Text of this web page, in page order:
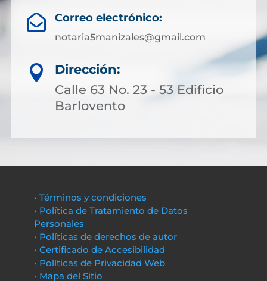
 Correo electrónico:
notaria5manizales@gmail.com

Dirección:
Calle 63 No. 23 - 53 Edificio
Barlovento
• Términos y condiciones
• Política de Tratamiento de Datos
Personales
• Políticas de derechos de autor
• Certificado de Accesibilidad
• Políticas de Privacidad Web
• Mapa del Sitio